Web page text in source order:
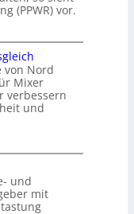
(PPWR) vor.
von Nord
Mixer
verbessern
und
und
mit